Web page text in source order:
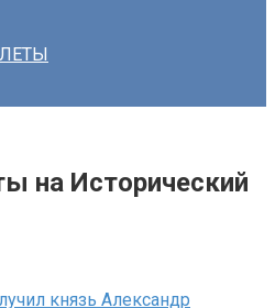
на Исторический
князь Александр